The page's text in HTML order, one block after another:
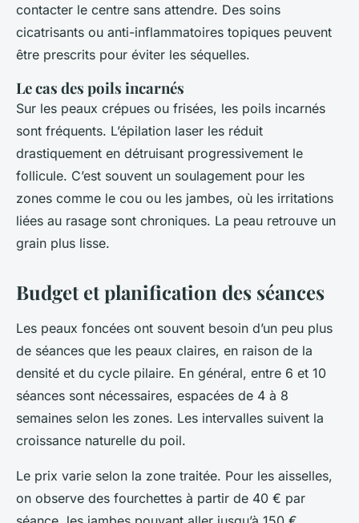
contacter le centre sans attendre. Des soins
cicatrisants ou anti-inflammatoires topiques peuvent
être prescrits pour éviter les séquelles.
Le cas des poils incarnés
Sur les peaux crépues ou frisées, les poils incarnés
sont fréquents. L’épilation laser les réduit
drastiquement en détruisant progressivement le
follicule. C’est souvent un soulagement pour les
zones comme le cou ou les jambes, où les irritations
liées au rasage sont chroniques. La peau retrouve un
grain plus lisse.
Budget et planification des séances
Les peaux foncées ont souvent besoin d’un peu plus
de séances que les peaux claires, en raison de la
densité et du cycle pilaire. En général, entre 6 et 10
séances sont nécessaires, espacées de 4 à 8
semaines selon les zones. Les intervalles suivent la
croissance naturelle du poil.
Le prix varie selon la zone traitée. Pour les aisselles,
on observe des fourchettes à partir de 40 € par